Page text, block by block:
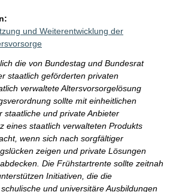
und Weiterentwicklung der
die von Bundestag und Bundesrat
staatlich geförderten privaten
verwaltete Altersvorsorgelösung
sollte mit einheitlichen
staatliche und private Anbieter
eines staatlich verwalteten Produkts
wenn sich nach sorgfältiger
zeigen und private Lösungen
Die Frühstartrente sollte zeitnah
Initiativen, die die
und universitäre Ausbildungen